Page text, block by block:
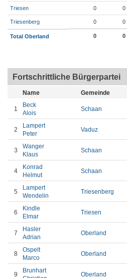
Triesen 0 0
Triesenberg 0 0
Total Oberland 0 0
Fortschrittliche Bürgerpartei
Name Gemeinde
1
Beck
Alois
Schaan
2
Lampert
Peter
Vaduz
3
Wanger
Klaus
Schaan
4
Konrad
Helmut
Schaan
5
Lampert
Wendelin
Triesenberg
6
Kindle
Elmar
Triesen
7
Hasler
Adrian
Oberland
8
Ospelt
Marco
Oberland
9
Brunhart
Oberland